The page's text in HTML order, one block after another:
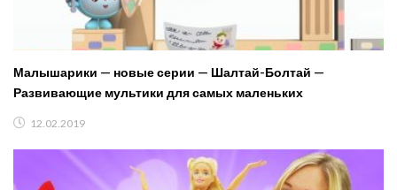
Малышарики — новые серии — Шалтай-Болтай —
Развивающие мультики для самых маленьких
12.02.2019